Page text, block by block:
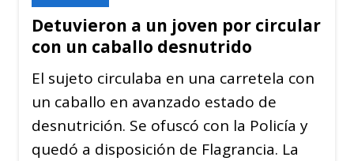
Detuvieron a un joven por circular
con un caballo desnutrido
El sujeto circulaba en una carretela con
un caballo en avanzado estado de
desnutrición. Se ofuscó con la Policía y
quedó a disposición de Flagrancia. La